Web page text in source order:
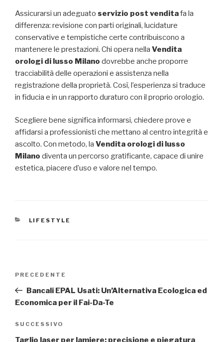
Assicurarsi un adeguato servizio post venditafa la
differenza: revisione con parti originali, lucidature
conservative e tempistiche certe contribuiscono a
mantenere le prestazioni. Chi opera nella Vendita
orologi di lusso Milano dovrebbe anche proporre
tracciabilità delle operazioni e assistenza nella
registrazione della proprietà. Così, l’esperienza si traduce
in fiducia e in un rapporto duraturo con il proprio orologio.
Scegliere bene significa informarsi, chiedere prove e
affidarsi a professionisti che mettano al centro integrità e
ascolto. Con metodo, la Vendita orologi di lusso
Milano diventa un percorso gratificante, capace di unire
estetica, piacere d’uso e valore nel tempo.
CATEGORIE
LIFESTYLE
Articolo
precedente:
PRECEDENTE
Bancali EPAL Usati: Un’Alternativa Ecologica ed
Economica per il Fai-Da-Te
Articolo
successivo
SUCCESSIVO
Taglio laser per lamiere: precisione e piegatura